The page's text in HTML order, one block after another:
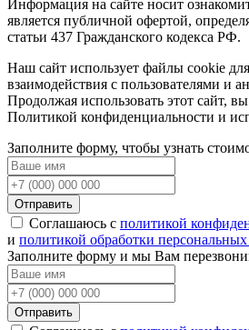
Информация на сайте носит
является публичной офертой,
статьи 437 Гражданского кодекса РФ.
Наш сайт использует файлы cookie
взаимодействия с пользователями и
Продолжая использовать этот сайт,
Политикой конфиденциальности и
Заполните форму, чтобы узнать
Отправить
Соглашаюсь с политикой
и политикой обработки
Заполните форму и мы Вам
Отправить